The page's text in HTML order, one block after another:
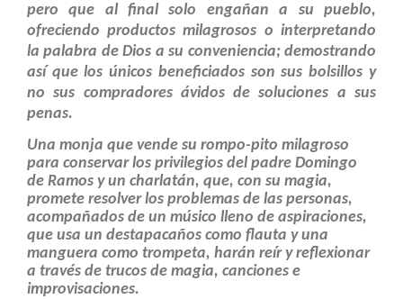
pero que al final solo engañan a su pueblo,
ofreciendo productos milagrosos o interpretando
la palabra de Dios a su conveniencia; demostrando
así que los únicos beneficiados son sus bolsillos y
no sus compradores ávidos de soluciones a sus
penas.
Una monja que vende su rompo-pito milagroso
para conservar los privilegios del padre Domingo
de Ramos y un charlatán, que, con su magia,
promete resolver los problemas de las personas,
acompañados de un músico lleno de aspiraciones,
que usa un destapacaños como flauta y una
manguera como trompeta, harán reír y reflexionar
a través de trucos de magia, canciones e
improvisaciones.